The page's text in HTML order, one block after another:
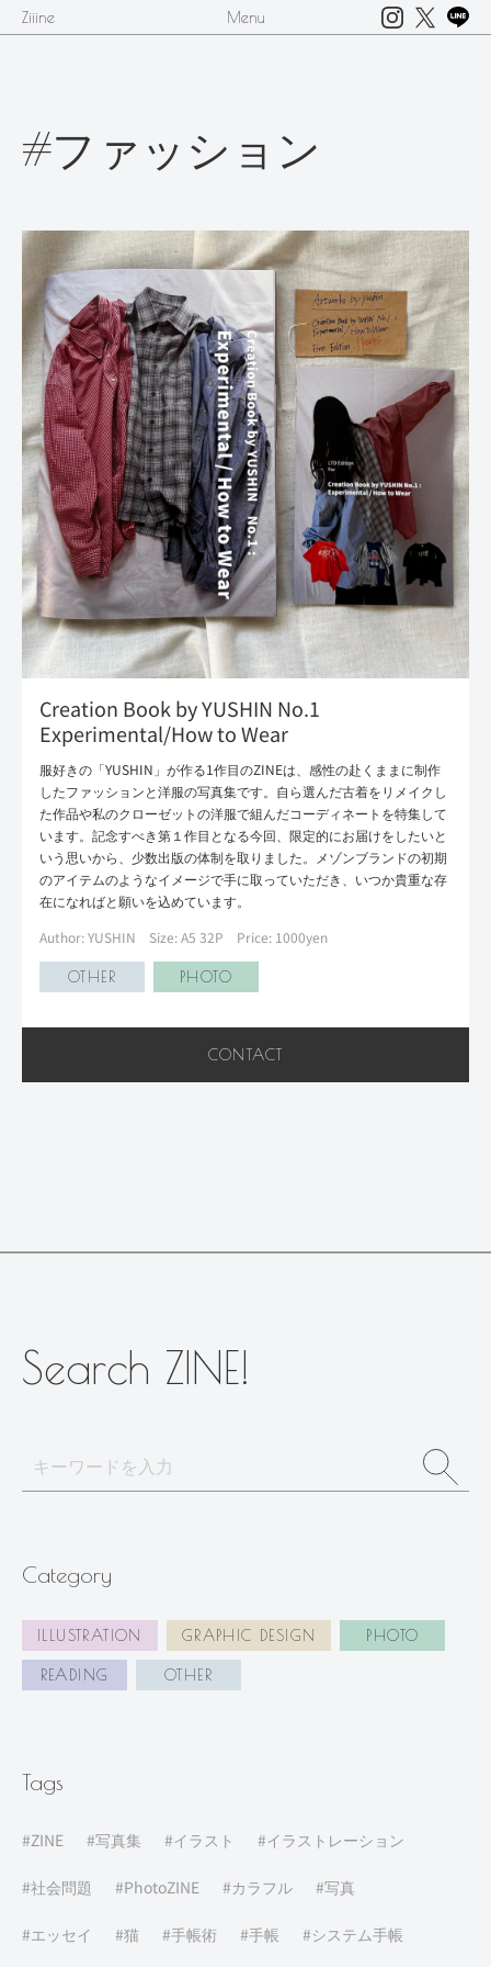
Ziiine Menu
#ファッション
Creation Book by YUSHIN No.1
Experimental/How to Wear
服好きの「YUSHIN」が作る1作目のZINEは、感性の赴くままに制作
したファッションと洋服の写真集です。自ら選んだ古着をリメイクし
た作品や私のクローゼットの洋服で組んだコーディネートを特集して
います。記念すべき第１作目となる今回、限定的にお届けをしたいと
いう思いから、少数出版の体制を取りました。メゾンブランドの初期
のアイテムのようなイメージで手に取っていただき、いつか貴重な存
在になればと願いを込めています。
Author: YUSHIN
Size: A5 32P Price: 1000yen
OTHER PHOTO
CONTACT
Search ZINE!
Category
ILLUSTRATION GRAPHIC DESIGN PHOTO
READING OTHER
Tags
ZINE 写真集 イラスト イラストレーション
社会問題 PhotoZINE カラフル 写真
エッセイ 猫 手帳術 手帳 システム手帳